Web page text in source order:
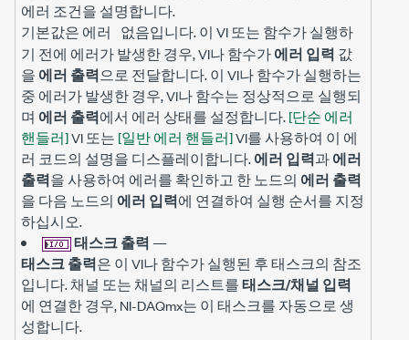
에러 조건을 설명합니다.
기본값은 에러 없음입니다. 이 VI 또는 함수가 실행하
기 전에 에러가 발생한 경우, VI나 함수가에러 입력 값
을 에러 출력으로 전달합니다. 이 VI나 함수가 실행하는
중 에러가 발생한 경우, VI나 함수는 정상적으로 실행되
며 에러 출력에서 에러 상태를 설정합니다.[단순 에러
핸들러]VI 또는 [일반 에러 핸들러]VI를 사용하여 이 에
러 코드의 설명을 디스플레이합니다.에러 입력과에러
출력을 사용하여 에러를 확인하고 한 노드의 에러 출력
을 다음 노드의 에러 입력에 연결하여 실행 순서를 지정
하십시오.
태스크 출력 —
태스크 출력은 이 VI나 함수가 실행된 후 태스크의 참조
입니다. 채널 또는 채널의 리스트를태스크/채널 입력
에 연결한 경우, NI-DAQmx는 이 태스크를 자동으로 생
성합니다.